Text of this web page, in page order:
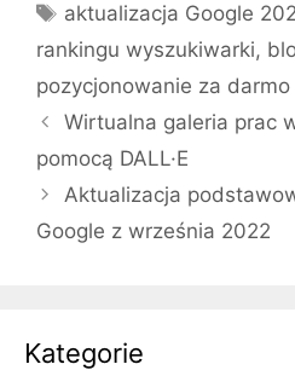
Tagi
aktualizacja Google
rankingu wyszukiwarki,
pozycjonowanie za darmo
Wirtualna galeria prac
pomocą DALL·E
Aktualizacja
Google z września 2022
Kategorie